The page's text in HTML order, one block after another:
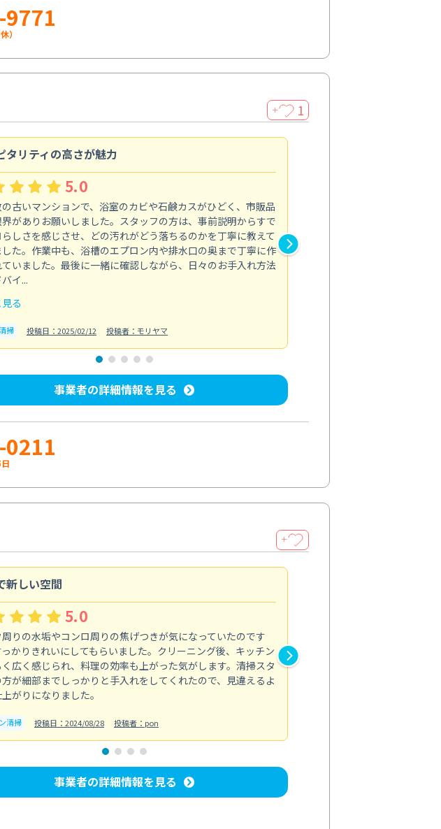
）
＋ 1
タリティの高さが魅力
5.0
古いマンションで、浴室のカビや石鹸カスがひどく、市販品
がありお願いしました。スタッフの方は、事前説明からすで
らしさを感じさせ、どの汚れがどう落ちるのかを丁寧に教えて
した。作業中も、浴槽のエプロン内や排水口の奥まで丁寧に作
いました。最後に一緒に確認しながら、日々のお手入れ方法
イ...
る
掃 投稿日：2025/02/12 投稿者：モリヤマ
事業者の詳細情報を見る
＋
新しい空間
5.0
りの水垢やコンロ周りの焦げつきが気になっていたのです
かりきれいにしてもらいました。クリーニング後、キッチン
広く感じられ、料理の効率も上がった気がします。清掃スタ
方が細部までしっかりと手入れをしてくれたので、見違えるよ
がりになりました。
清掃 投稿日：2024/08/28 投稿者：pon
事業者の詳細情報を見る